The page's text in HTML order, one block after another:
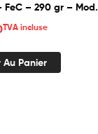
FeC – 290 gr – Mod.
TVA incluse
Panier